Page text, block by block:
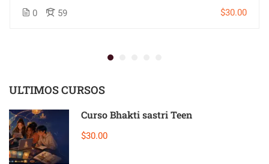
0 59 $30.00
ULTIMOS CURSOS
Curso Bhakti sastri Teen
$30.00